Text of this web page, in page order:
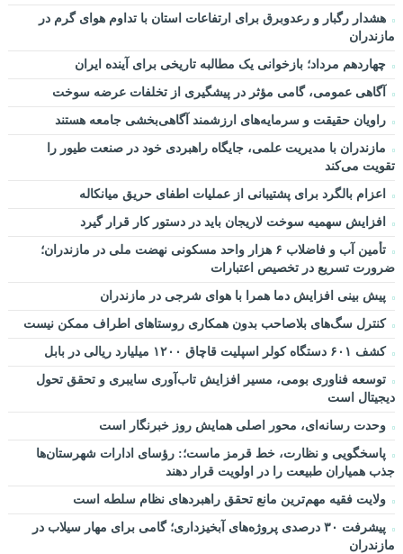
هشدار رگبار و رعدوبرق برای ارتفاعات استان با تداوم هوای گرم در
مازندران
چهاردهم مرداد؛ بازخوانی یک مطالبه تاریخی برای آینده ایران
آگاهی عمومی، گامی مؤثر در پیشگیری از تخلفات عرضه سوخت
راویان حقیقت و سرمایه‌های ارزشمند آگاهی‌بخشی جامعه هستند
مازندران با مدیریت علمی، جایگاه راهبردی خود در صنعت طیور را
تقویت می‌کند
اعزام بالگرد برای پشتیبانی از عملیات اطفای حریق میانکاله
افزایش سهمیه سوخت لاریجان باید در دستور کار قرار گیرد
تأمین آب و فاضلاب ۶ هزار واحد مسکونی نهضت ملی در مازندران؛
ضرورت تسریع در تخصیص اعتبارات
پیش بینی افزایش دما همرا با هوای شرجی در مازندران
کنترل سگ‌های بلاصاحب بدون همکاری روستاهای اطراف ممکن نیست
کشف ۶۰۱ دستگاه کولر اسپلیت قاچاق ۱۲۰۰ میلیارد ریالی در بابل
توسعه فناوری بومی، مسیر افزایش تاب‌آوری سایبری و تحقق تحول
دیجیتال است
وحدت رسانه‌ای، محور اصلی همایش روز خبرنگار است
پاسخگویی و نظارت، خط قرمز ماست؛: رؤسای ادارات شهرستان‌ها
جذب همیاران طبیعت را در اولویت قرار دهند
ولایت فقیه مهم‌ترین مانع تحقق راهبردهای نظام سلطه است
پیشرفت ۳۰ درصدی پروژه‌های آبخیزداری؛ گامی برای مهار سیلاب در
مازندران